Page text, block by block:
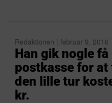
Redaktionen | februar 9, 2016
Han gik nogle
postkasse for at
den lille tur
kr.